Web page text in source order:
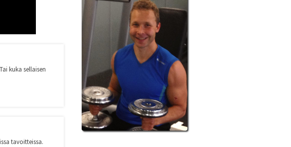
kuka sellaisen
tavoitteissa.